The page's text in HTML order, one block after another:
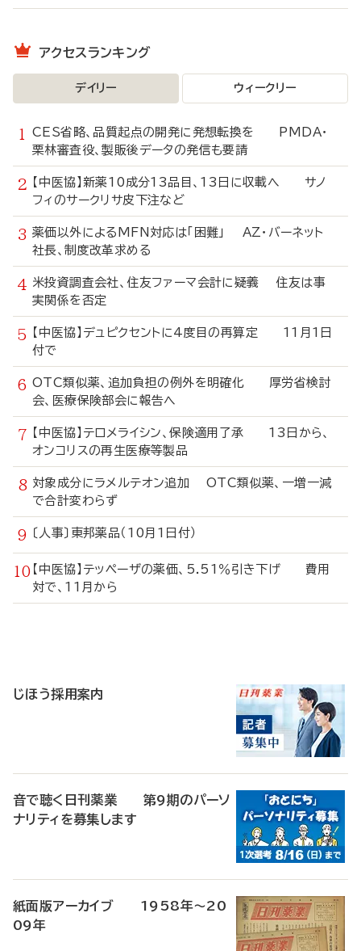
アクセスランキング
デイリー ウィークリー
CES省略、品質起点の開発に発想転換を PMDA・
栗林審査役、製販後データの発信も要請
【中医協】新薬10成分13品目、13日に収載へ サノ
フィのサークリサ皮下注など
薬価以外によるMFN対応は「困難」 AZ・バーネット
社長、制度改革求める
米投資調査会社、住友ファーマ会計に疑義 住友は事
実関係を否定
【中医協】デュピクセントに4度目の再算定 11月1日
付で
OTC類似薬、追加負担の例外を明確化 厚労省検討
会、医療保険部会に報告へ
【中医協】テロメライシン、保険適用了承 13日から、
オンコリスの再生医療等製品
対象成分にラメルテオン追加 OTC類似薬、一増一減
で合計変わらず
〔人事〕東邦薬品（10月1日付）
【中医協】テッペーザの薬価、5.51％引き下げ 費用
対で、11月から
じほう採用案内
音で聴く日刊薬業 第9期のパーソ
ナリティを募集します
紙面版アーカイブ 1958年～20
09年